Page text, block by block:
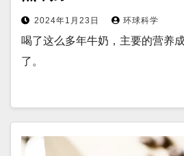
2024年1月23日 环球科学
喝了这么多年牛奶，主要的营养
了。